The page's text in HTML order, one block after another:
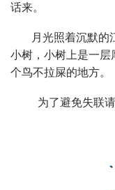
话来。
月光照着沉默的
小树，小树上是一层
个鸟不拉屎的地方。
为了避免失联